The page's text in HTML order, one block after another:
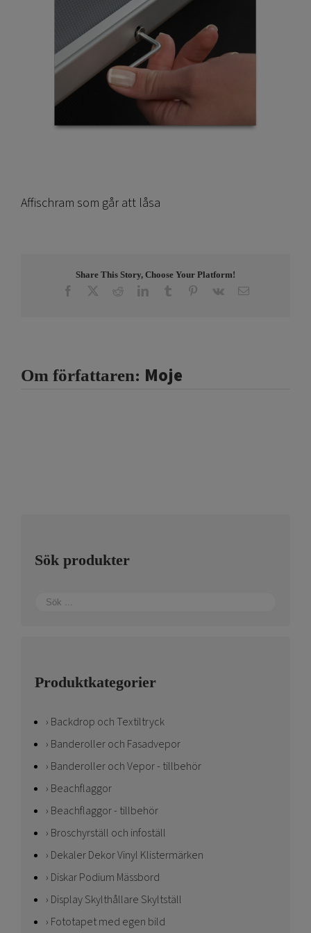
Affischram som går att låsa
Share This Story, Choose Your Platform!
Facebook RedditLinkedInTumblr Pinterest
Vk E-
Om författaren: Moje
Sök produkter
Produktkategorier
Backdrop och Textiltryck
Banderoller och Fasadvepor
Banderoller och Vepor - tillbehör
Beachflaggor
Beachflaggor - tillbehör
Broschyrställ och infoställ
Dekaler Dekor Vinyl Klistermärken
Diskar Podium Mässbord
Display Skylthållare Skyltställ
Fototapet med egen bild